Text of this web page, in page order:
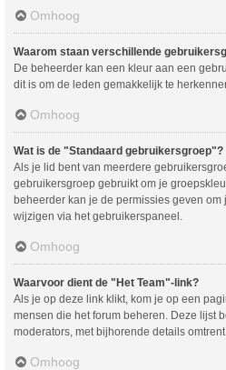
Omhoog
Waarom staan verschillende
De beheerder kan een kleur aan een
dit is om de leden gemakkelijk te
Omhoog
Wat is de "Standaard gebruikersgroep"?
Als je lid bent van meerdere
gebruikersgroep gebruikt om je
beheerder kan je de permissies geven
wijzigen via het gebruikerspaneel.
Omhoog
Waarvoor dient de "Het Team"-link?
Als je op deze link klikt, kom je op een
mensen die het forum beheren. Deze lijst
moderators, met bijhorende details
Omhoog